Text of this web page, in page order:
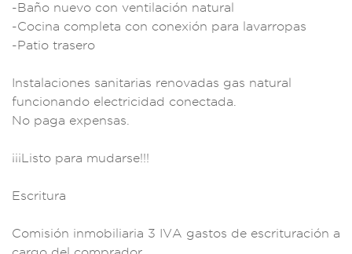
-Baño nuevo con ventilación natural
-Cocina completa con conexión para lavarropas
-Patio trasero
Instalaciones sanitarias renovadas gas natural
funcionando electricidad conectada.
No paga expensas.
¡¡¡Listo para mudarse!!!
Escritura
Comisión inmobiliaria 3 IVA gastos de escrituración a